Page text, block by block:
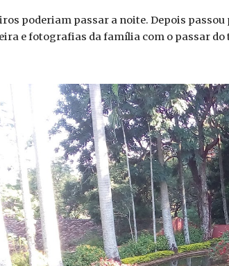
poderiam passar a noite. Depois
e fotografias da família com o passar do